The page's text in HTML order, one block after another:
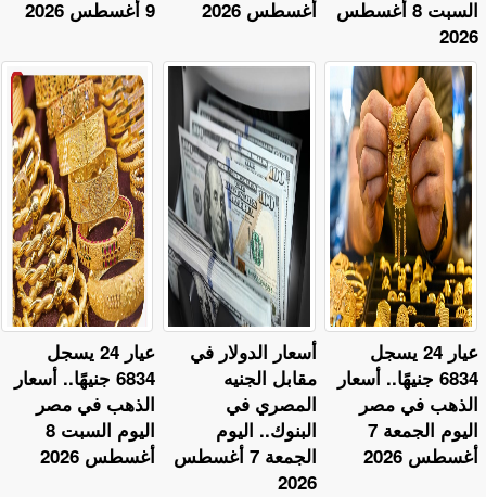
9 أغسطس 2026 أغسطس 2026
السبت 8 أغسطس
2026
عيار 24 يسجل
6834 جنيهًا.. أسعار
الذهب في مصر
اليوم السبت 8
أغسطس 2026
أسعار الدولار في
مقابل الجنيه
المصري في
البنوك.. اليوم
الجمعة 7 أغسطس
2026
عيار 24 يسجل
6834 جنيهًا.. أسعار
الذهب في مصر
اليوم الجمعة 7
أغسطس 2026